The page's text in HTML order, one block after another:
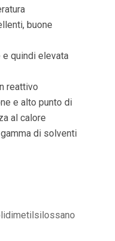
buone
quindi elevata
reattivo
e alto punto di
al calore
gamma di solventi